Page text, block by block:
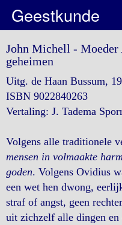
Geestkunde
John Michell - Moeder
geheimen
Uitg. de Haan Bussum,
ISBN 9022840263
Vertaling: J. Tadema
Volgens alle traditionele
mensen in volmaakte
goden. Volgens Ovidius
een wet hen dwong,
straf of angst, geen
uit zichzelf alle dingen en